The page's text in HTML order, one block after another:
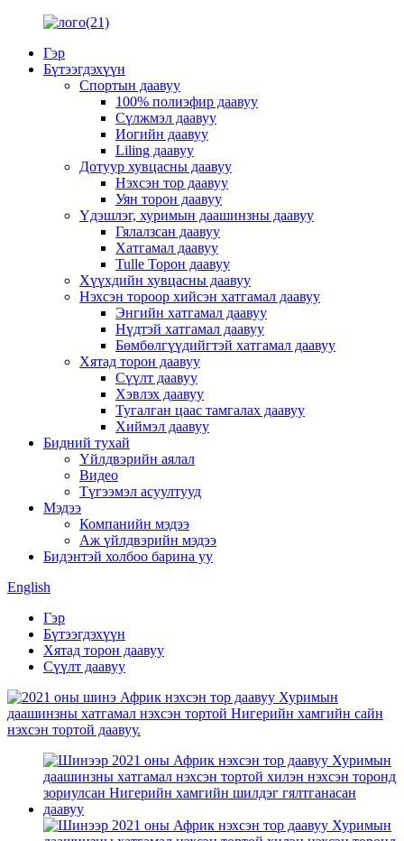
Гэр
Бүтээгдэхүүн
Спортын даавуу
100% полиэфир даавуу
Сүлжмэл даавуу
Иогийн даавуу
Liling даавуу
Дотуур хувцасны даавуу
Нэхсэн тор даавуу
Уян торон даавуу
Үдэшлэг, хуримын даашинзны даавуу
Гялалзсан даавуу
Хатгамал даавуу
Tulle Торон даавуу
Хүүхдийн хувцасны даавуу
Нэхсэн тороор хийсэн хатгамал даавуу
Энгийн хатгамал даавуу
Нүдтэй хатгамал даавуу
Бөмбөлгүүдийгтэй хатгамал даавуу
Хятад торон даавуу
Сүүлт даавуу
Хэвлэх даавуу
Тугалган цаас тамгалах даавуу
Хиймэл даавуу
Бидний тухай
Үйлдвэрийн аялал
Видео
Түгээмэл асуултууд
Мэдээ
Компанийн мэдээ
Аж үйлдвэрийн мэдээ
Бидэнтэй холбоо барина уу
English
Гэр
Бүтээгдэхүүн
Хятад торон даавуу
Сүүлт даавуу